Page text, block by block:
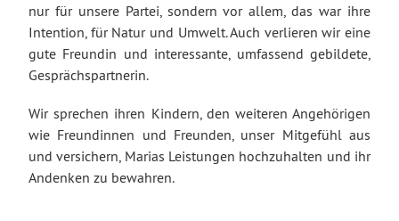
nur für unsere Partei, sondern vor allem, das war ihre
Intention, für Natur und Umwelt. Auch verlieren wir eine
gute Freundin und interessante, umfassend gebildete,
Gesprächspartnerin.
Wir sprechen ihren Kindern, den weiteren Angehörigen
wie Freundinnen und Freunden, unser Mitgefühl aus
und versichern, Marias Leistungen hochzuhalten und ihr
Andenken zu bewahren.